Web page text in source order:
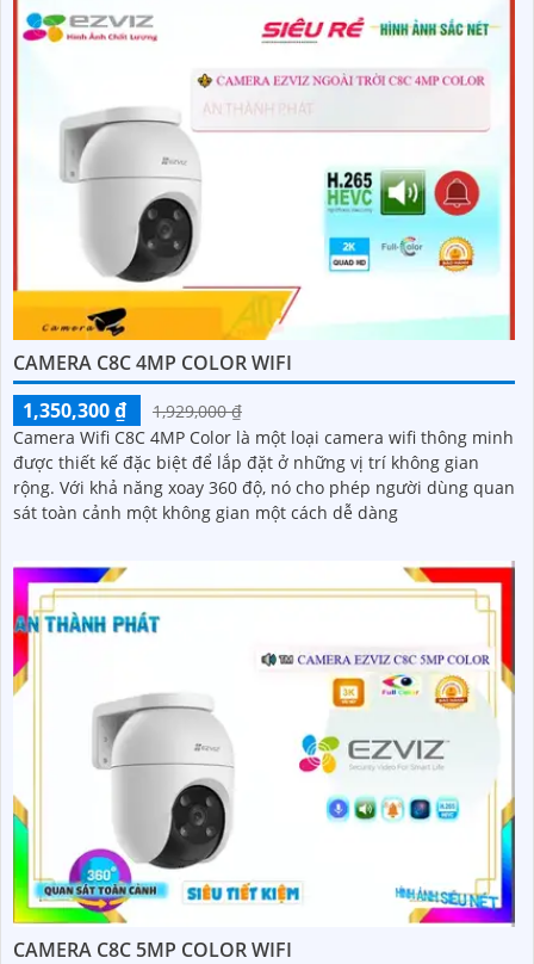
CAMERA C8C 4MP COLOR WIFI
1,350,300 ₫
1,929,000 ₫
Camera Wifi C8C 4MP Color là một loại camera wifi thông minh
được thiết kế đặc biệt để lắp đặt ở những vị trí không gian
rộng. Với khả năng xoay 360 độ, nó cho phép người dùng quan
sát toàn cảnh một không gian một cách dễ dàng
CAMERA C8C 5MP COLOR WIFI